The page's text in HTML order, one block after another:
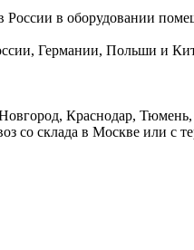
в оборудовании
Германии, Польши и
Краснодар,
со склада в Москве или с